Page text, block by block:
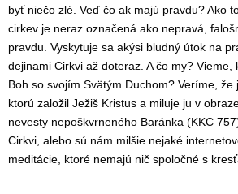
(ako) hriech modlárstva. Pretože si
zavrhne ťa, nebudeš kráľom!“ (1 Sam 15-
byť niečo zlé. Veď čo ak majú pravdu? Ako
cirkev je neraz označená ako nepravá,
pravdu. Vyskytuje sa akýsi bludný útok na
dejinami Cirkvi až doteraz. A čo my?
Boh so svojím Svätým Duchom? Veríme, že
ktorú založil Ježiš Kristus a miluje ju v
nevesty nepoškvrneného Baránka (KKC
Cirkvi, alebo sú nám milšie nejaké
meditácie, ktoré nemajú nič spoločné s